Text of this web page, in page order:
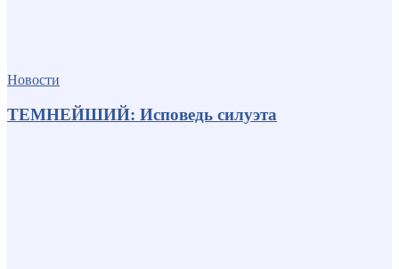
Новости
ТЕМНЕЙШИЙ: Исповедь силуэта